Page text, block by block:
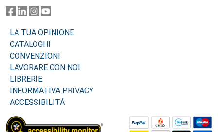
LA TUA OPINIONE
CATALOGHI
CONVENZIONI
LAVORARE CON NOI
LIBRERIE
INFORMATIVA PRIVACY
ACCESSIBILITÁ